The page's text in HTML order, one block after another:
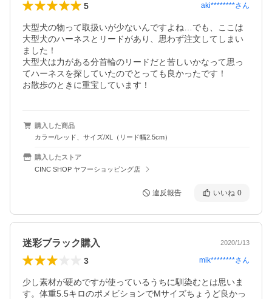
5 aki********さん
大型犬の物って取扱いが少ないんですよね…でも、ここは
大型犬のハーネスとリードがあり、思わず注文してしまい
ました！
大型犬は力がある分首輪のリードだと苦しいかなって思っ
てハーネスを探していたのでとっても良かったです！
お散歩のときに重宝しています！
購入した商品
カラー/レッド、サイズ/XL（リード幅2.5cm）
購入したストア
CINC SHOP ヤフーショッピング店
違反報告 いいね 0
迷彩ブラック購入 2020/1/13
3 mik********さん
少し素材が硬めですが使っているうちに馴染むとは思いま
す。体重5.5キロのポメビションでMサイズちょうど良かっ